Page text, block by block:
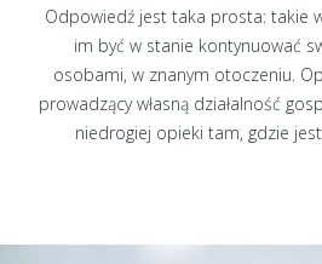
Odpowiedź jest taka prosta: takie
im być w stanie kontynuować
osobami, w znanym otoczeniu.
prowadzący własną działalność
niedrogiej opieki tam, gdzie